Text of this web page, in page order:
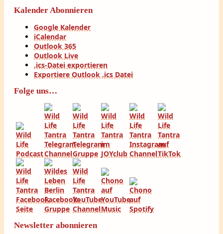
Kalender Abonnieren
Google Kalender
iCalendar
Outlook 365
Outlook Live
.ics-Datei exportieren
Exportiere Outlook .ics Datei
Folge uns…
Newsletter abonnieren